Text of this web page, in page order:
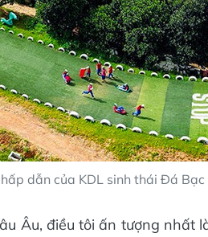
dẫn của KDL sinh thái Đá Bạc
Âu, điều tôi ấn tượng nhất